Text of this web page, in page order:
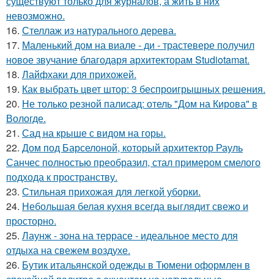
невозможно.
16. Стеллаж из натурального дерева.
17. Маленький дом на виале - ди - трастевере получил
новое звучание благодаря архитекторам Studiotamat.
18. Лайфхаки для прихожей.
19. Как выбрать цвет штор: 3 беспроигрышных решения.
20. Не только резной палисад: отель "Дом на Кирова" в
Вологде.
21. Сад на крыше с видом на горы.
22. Дом под Барселоной, который архитектор Рауль
Санчес полностью преобразил, стал примером смелого
подхода к пространству.
23. Стильная прихожая для легкой уборки.
24. Небольшая белая кухня всегда выглядит свежо и
просторно.
25. Лаунж - зона на террасе - идеальное место для
отдыха на свежем воздухе.
26. Бутик итальянской одежды в Тюмени оформлен в